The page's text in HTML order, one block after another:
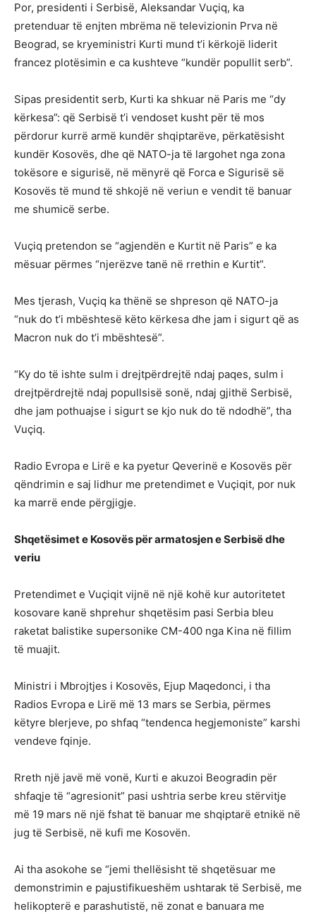
Por, presidenti i Serbisë, Aleksandar Vuçiq, ka
pretenduar të enjten mbrëma në televizionin Prva në
Beograd, se kryeministri Kurti mund t’i kërkojë liderit
francez plotësimin e ca kushteve “kundër popullit serb”.
Sipas presidentit serb, Kurti ka shkuar në Paris me “dy
kërkesa”: që Serbisë t’i vendoset kusht për të mos
përdorur kurrë armë kundër shqiptarëve, përkatësisht
kundër Kosovës, dhe që NATO-ja të largohet nga zona
tokësore e sigurisë, në mënyrë që Forca e Sigurisë së
Kosovës të mund të shkojë në veriun e vendit të banuar
me shumicë serbe.
Vuçiq pretendon se “agjendën e Kurtit në Paris” e ka
mësuar përmes “njerëzve tanë në rrethin e Kurtit”.
Mes tjerash, Vuçiq ka thënë se shpreson që NATO-ja
“nuk do t’i mbështesë këto kërkesa dhe jam i sigurt që as
Macron nuk do t’i mbështesë”.
“Ky do të ishte sulm i drejtpërdrejtë ndaj paqes, sulm i
drejtpërdrejtë ndaj popullsisë sonë, ndaj gjithë Serbisë,
dhe jam pothuajse i sigurt se kjo nuk do të ndodhë”, tha
Vuçiq.
Radio Evropa e Lirë e ka pyetur Qeverinë e Kosovës për
qëndrimin e saj lidhur me pretendimet e Vuçiqit, por nuk
ka marrë ende përgjigje.
Shqetësimet e Kosovës për armatosjen e Serbisë dhe
veriu
Pretendimet e Vuçiqit vijnë në një kohë kur autoritetet
kosovare kanë shprehur shqetësim pasi Serbia bleu
raketat balistike supersonike CM-400 nga Kina në fillim
të muajit.
Ministri i Mbrojtjes i Kosovës, Ejup Maqedonci, i tha
Radios Evropa e Lirë më 13 mars se Serbia, përmes
këtyre blerjeve, po shfaq “tendenca hegjemoniste” karshi
vendeve fqinje.
Rreth një javë më vonë, Kurti e akuzoi Beogradin për
shfaqje të “agresionit” pasi ushtria serbe kreu stërvitje
më 19 mars në një fshat të banuar me shqiptarë etnikë në
jug të Serbisë, në kufi me Kosovën.
Ai tha asokohe se “jemi thellësisht të shqetësuar me
demonstrimin e pajustifikueshëm ushtarak të Serbisë, me
helikopterë e parashutistë, në zonat e banuara me